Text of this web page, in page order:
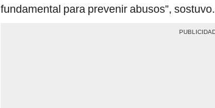
fundamental para prevenir abusos”, sostuvo.